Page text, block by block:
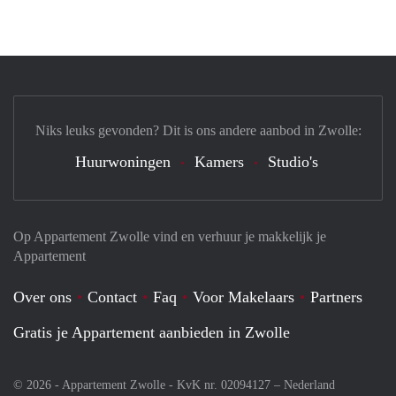
Op Appartement Zwolle vind en verhuur je makkelijk je
Appartement
Over ons Contact Faq Voor Makelaars
Partners
Gratis je Appartement aanbieden in Zwolle
© 2026 - Appartement Zwolle - KvK nr. 02094127 – Nederland
Niks leuks gevonden? Dit is ons andere aanbod in Zwolle:
Huurwoningen Kamers Studio's